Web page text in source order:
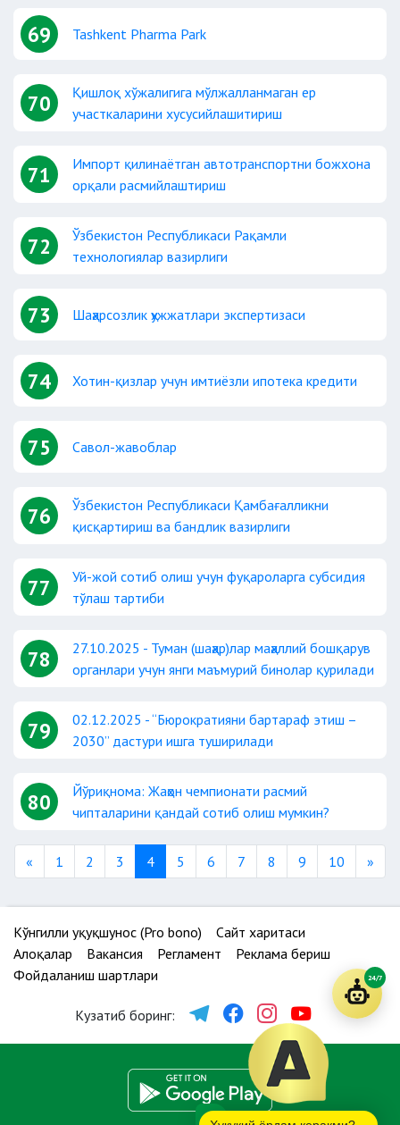
69 Tashkent Pharma Park
70
Қишлоқ хўжалигига мўлжалланмаган ер
участкаларини хусусийлашитириш
71
Импорт қилинаётган автотранспортни божхона
орқали расмийлаштириш
72
Ўзбекистон Республикаси Рақамли
технологиялар вазирлиги
73 Шаҳарсозлик ҳужжатлари экспертизаси
74 Хотин-қизлар учун имтиёзли ипотека кредити
75 Савол-жавоблар
76
Ўзбекистон Республикаси Қамбағалликни
қисқартириш ва бандлик вазирлиги
77
Уй-жой сотиб олиш учун фуқароларга субсидия
тўлаш тартиби
78
27.10.2025 - Туман (шаҳар)лар маҳаллий бошқарув
органлари учун янги маъмурий бинолар қурилади
79
02.12.2025 - “Бюрократияни бартараф этиш –
2030” дастури ишга туширилади
80
Йўриқнома: Жаҳон чемпионати расмий
чипталарини қандай сотиб олиш мумкин?
« Previous
1 2 3 4 5 6 7 8 9 10 »
Кўнгилли ҳуқуқшунос (Pro bono)
Сайт харитаси
Алоқалар
Вакансия Регламент
Реклама бериш
Фойдаланиш шартлари
Кузатиб боринг:
24/7